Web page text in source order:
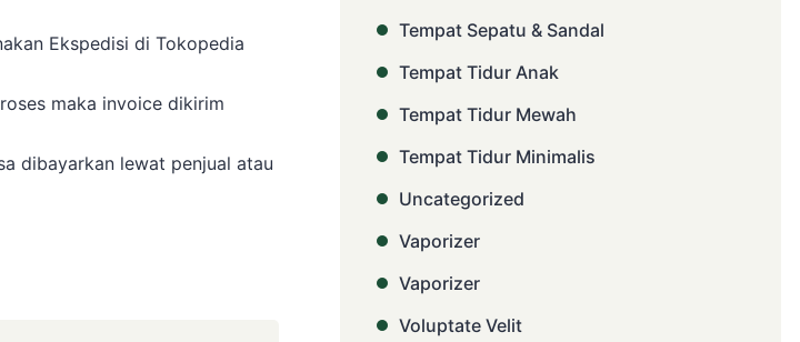
Ekspedisi di Tokopedia
maka invoice dikirim
dibayarkan lewat penjual atau
Tempat Sepatu & Sandal
Tempat Tidur Anak
Tempat Tidur Mewah
Tempat Tidur Minimalis
Uncategorized
Vaporizer
Vaporizer
Voluptate Velit